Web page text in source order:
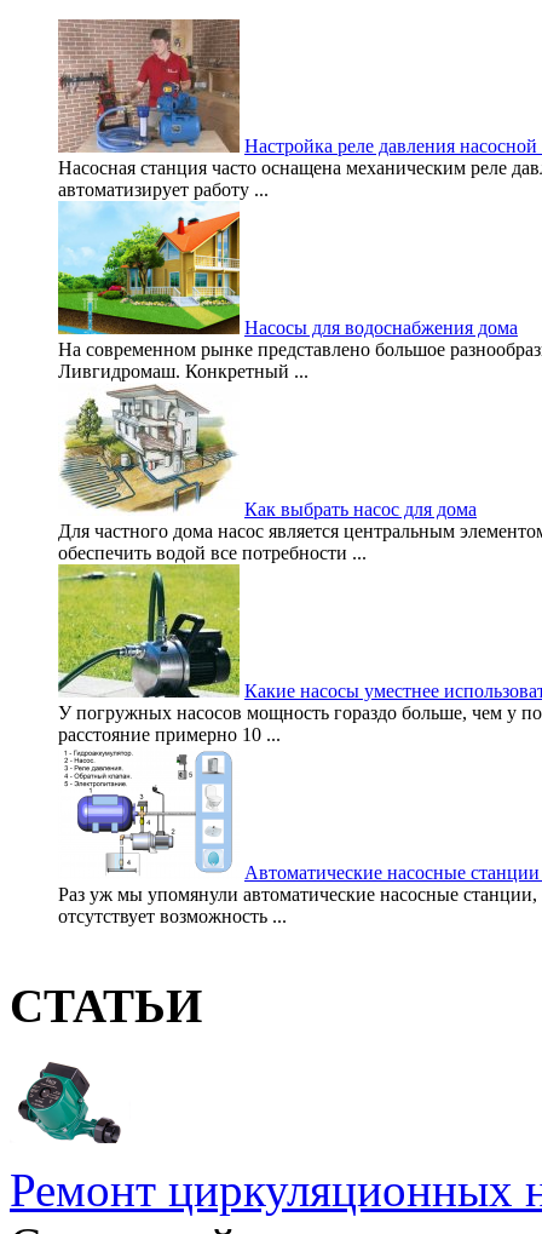
Настройка реле давления
Насосная станция часто оснащена механическим реле
автоматизирует работу ...
Насосы для водоснабжения дома
На современном рынке представлено большое
Ливгидромаш. Конкретный ...
Как выбрать насос для дома
Для частного дома насос является центральным
обеспечить водой все потребности ...
Какие насосы уместнее
У погружных насосов мощность гораздо больше, чем у
расстояние примерно 10 ...
Автоматические насосные
Раз уж мы упомянули автоматические насосные
отсутствует возможность ...
СТАТЬИ
Ремонт циркуляционных